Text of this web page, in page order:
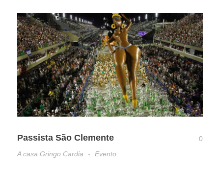
Passista São Clemente
0
A casa Gringo Cardia
Evento